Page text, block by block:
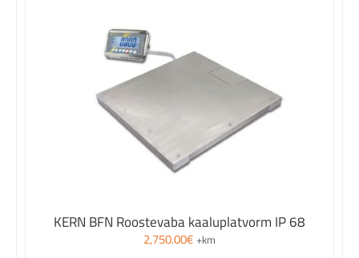
KERN BFN Roostevaba kaaluplatvorm IP 68
2,750.00€ +km